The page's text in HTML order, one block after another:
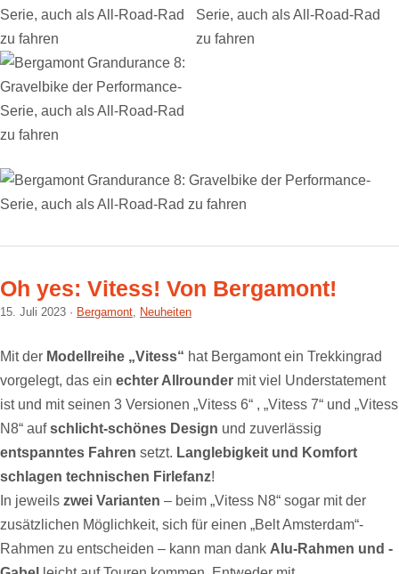
Oh yes: Vitess! Von Bergamont!
15. Juli 2023 Bergamont, Neuheiten
Mit der Modellreihe „Vitess“ hat Bergamont ein Trekkingrad
vorgelegt, das ein echter Allrounder mit viel Understatement
ist und mit seinen 3 Versionen „Vitess 6“ , „Vitess 7“ und „Vitess
N8“ aufschlicht-schönes Design und zuverlässig
entspanntes Fahren setzt. Langlebigkeit und Komfort
schlagen technischen Firlefanz!
In jeweils zwei Varianten – beim „Vitess N8“ sogar mit der
zusätzlichen Möglichkeit, sich für einen „Belt Amsterdam“-
Rahmen zu entscheiden – kann man dank Alu-Rahmen und -